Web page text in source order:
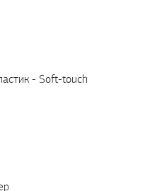
- Soft-touch